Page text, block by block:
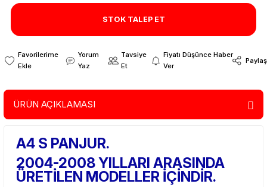
STOK TALEP ET
Yorum
Yaz
Tavsiye
Et
Fiyatı Düşünce Haber
Ver
Paylaş
ÜRÜN AÇIKLAMASI
A4 S PANJUR.
2004-2008 YILLARI ARASINDA
ÜRETİLEN MODELLER İÇİNDİR.